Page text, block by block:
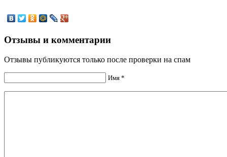
Отзывы и комментарии
Отзывы публикуются только после проверки на спам
Имя *